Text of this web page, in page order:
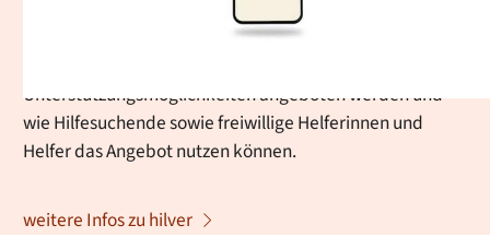
unkompliziert Hilfe im Alltag zu erhalten. Auf dieser Seite
erfahren Sie, wie die Vermittlung ehrenamtlicher
Unterstützungsmöglichkeiten angeboten werden und
wie Hilfesuchende sowie freiwillige Helferinnen und
Helfer das Angebot nutzen können.
weitere Infos zu hilver